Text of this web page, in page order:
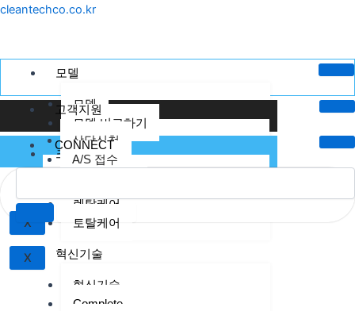
콘
너
cleantechco.co.kr
모델
모델
모델 비교하기
크린텍케어
렌탈케어
토탈케어
혁신기술
혁신기술
Complete
고객지원
상담신청
A/S 접수
X
CONNECT
X
Menu